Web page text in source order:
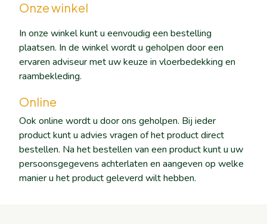
Onze winkel
In onze winkel kunt u eenvoudig een bestelling
plaatsen. In de winkel wordt u geholpen door een
ervaren adviseur met uw keuze in vloerbedekking en
raambekleding.
Online
Ook online wordt u door ons geholpen. Bij ieder
product kunt u advies vragen of het product direct
bestellen. Na het bestellen van een product kunt u uw
persoonsgegevens achterlaten en aangeven op welke
manier u het product geleverd wilt hebben.